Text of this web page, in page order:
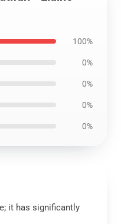
100%
0%
0%
0%
0%
it has significantly